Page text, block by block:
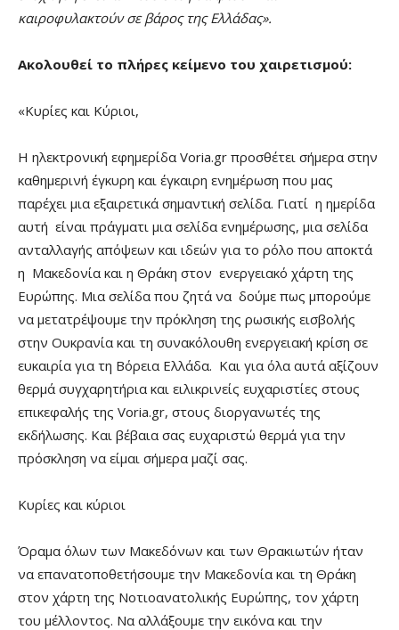
καιροφυλακτούν σε βάρος της Ελλάδας».
Ακολουθεί το πλήρες κείμενο του χαιρετισμού:
«Κυρίες και Κύριοι,
Η ηλεκτρονική εφημερίδα Voria.gr προσθέτει σήμερα στην
καθημερινή έγκυρη και έγκαιρη ενημέρωση που μας
παρέχει μια εξαιρετικά σημαντική σελίδα. Γιατί η ημερίδα
αυτή είναι πράγματι μια σελίδα ενημέρωσης, μια σελίδα
ανταλλαγής απόψεων και ιδεών για το ρόλο που αποκτά
η Μακεδονία και η Θράκη στον ενεργειακό χάρτη της
Ευρώπης. Μια σελίδα που ζητά να δούμε πως μπορούμε
να μετατρέψουμε την πρόκληση της ρωσικής εισβολής
στην Ουκρανία και τη συνακόλουθη ενεργειακή κρίση σε
ευκαιρία για τη Βόρεια Ελλάδα. Και για όλα αυτά αξίζουν
θερμά συγχαρητήρια και ειλικρινείς ευχαριστίες στους
επικεφαλής της Voria.gr, στους διοργανωτές της
εκδήλωσης. Και βέβαια σας ευχαριστώ θερμά για την
πρόσκληση να είμαι σήμερα μαζί σας.
Κυρίες και κύριοι
Όραμα όλων των Μακεδόνων και των Θρακιωτών ήταν
να επανατοποθετήσουμε την Μακεδονία και τη Θράκη
στον χάρτη της Νοτιοανατολικής Ευρώπης, τον χάρτη
του μέλλοντος. Να αλλάξουμε την εικόνα και την